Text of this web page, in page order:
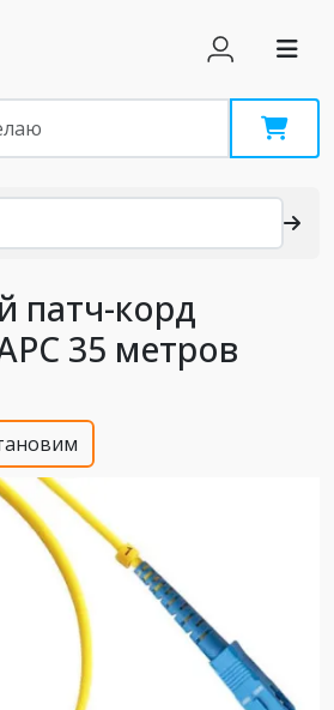
патч-корд
35 метров